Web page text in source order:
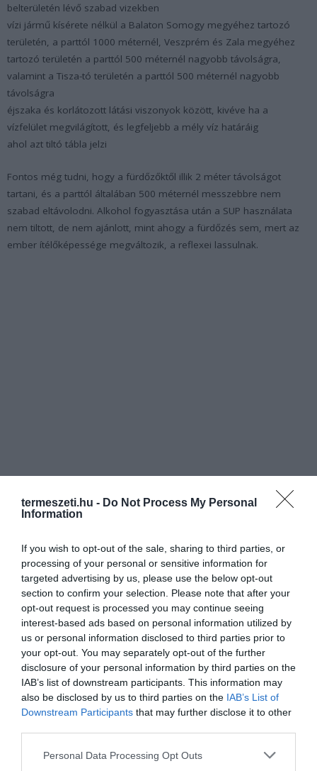
termeszeti.hu - Do Not Process My Personal
Information
If you wish to opt-out of the sale, sharing to third parties, or
processing of your personal or sensitive information for
targeted advertising by us, please use the below opt-out
section to confirm your selection. Please note that after your
opt-out request is processed you may continue seeing
interest-based ads based on personal information utilized by
us or personal information disclosed to third parties prior to
your opt-out. You may separately opt-out of the further
disclosure of your personal information by third parties on the
IAB’s list of downstream participants. This information may
also be disclosed by us to third parties on the IAB’s List of
Downstream Participants that may further disclose it to other
Please note that this website/app uses one or more Google
Personal Data Processing Opt Outs
belterületén lévő szabad vizekben
vízi jármű kísérete nélkül a Balaton Somogy megyéhez tartozó
területén, a parttól 1000 méternél, Veszprém és Zala megyéhez
tartozó területén a parttól 500 méternél nagyobb távolságra,
valamint a Tisza-tó területén a parttól 500 méternél nagyobb
távolságra
éjszaka és korlátozott látási viszonyok között, kivéve ha a
vízfelület megvilágított, és legfeljebb a mély víz határáig
ahol azt tiltó tábla jelzi
Fontos még tudni, hogy a fürdőzőktől illik 2 méter távolságot
tartani, és a parttól általában 500 méternél messzebbre nem
szabad eltávolodni. Alkohol fogyasztása után a SUP használata
nem tiltott, de nem ajánlott, mint ahogy a fürdőzés sem, mert az
ember ítélőképessége megváltozik, a reflexei lassulnak.